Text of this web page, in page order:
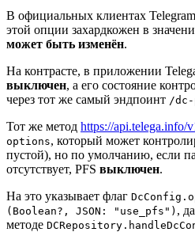
В официальных клиентах
этой опции захардкожен в
может быть изменён.
На контрасте, в приложении
выключен, а его состояние
через тот же самый эндпоинт /dc-
Тот же метод https://api.telega.info/
options, который может
пустой), но по умолчанию, если
отсутствует, PFS выключен.
На это указывает флаг
(Boolean?, JSON: "use_pfs") ,
методе